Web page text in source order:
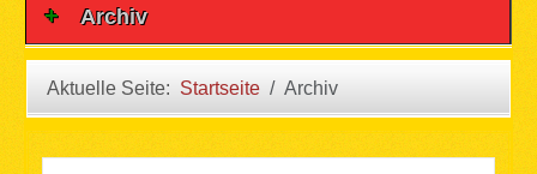
Archiv
Aktuelle Seite: Startseite Archiv